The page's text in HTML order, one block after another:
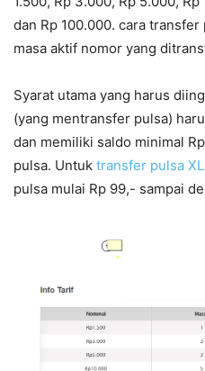
dan Rp 100.000. cara
masa aktif nomor yang
Syarat utama yang harus
(yang mentransfer pulsa)
dan memiliki saldo minimal
pulsa. Untuk transfer pulsa XL
pulsa mulai Rp 99,- sampai